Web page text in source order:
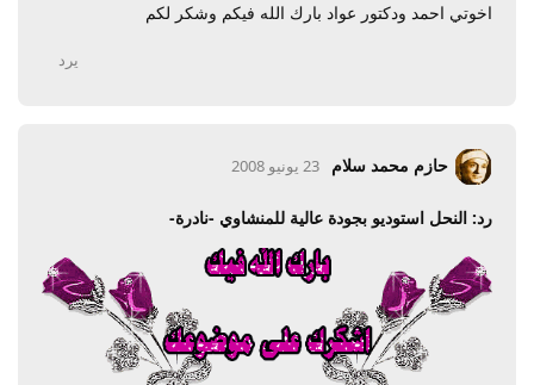
اخوتي احمد ودكتور عواد بارك الله فيكم وشكر لكم
يرد
حازم محمد سلام 23 يونيو 2008
رد: النحل استوديو بجودة عالية للمنشاوي -نادرة-